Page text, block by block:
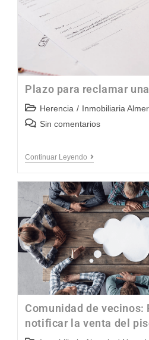
Plazo para reclamar
Herencia / Inmobiliaria
Sin comentarios
Continuar Leyendo
Comunidad de vecinos:
notificar la venta del